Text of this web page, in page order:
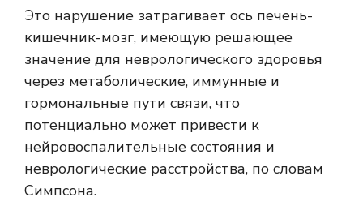
Это нарушение затрагивает ось печень-
кишечник-мозг, имеющую решающее
значение для неврологического здоровья
через метаболические, иммунные и
гормональные пути связи, что
потенциально может привести к
нейровоспалительные состояния и
неврологические расстройства, по словам
Симпсона.